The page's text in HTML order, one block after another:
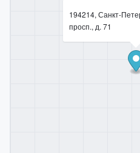
194214, Санкт-
просп., д. 71